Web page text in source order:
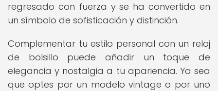
regresado con fuerza y se ha convertido en
un símbolo de sofisticación y distinción.
Complementar tu estilo personal con un reloj
de bolsillo puede añadir un toque de
elegancia y nostalgia a tu apariencia. Ya sea
que optes por un modelo vintage o por uno